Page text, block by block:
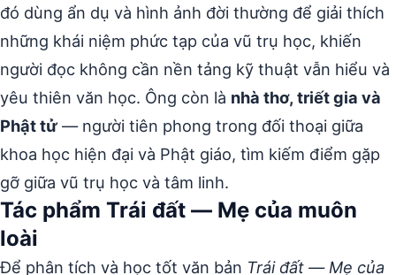
đó dùng ẩn dụ và hình ảnh đời thường để giải thích
những khái niệm phức tạp của vũ trụ học, khiến
người đọc không cần nền tảng kỹ thuật vẫn hiểu và
yêu thiên văn học. Ông còn là nhà thơ, triết gia và
Phật tử — người tiên phong trong đối thoại giữa
khoa học hiện đại và Phật giáo, tìm kiếm điểm gặp
gỡ giữa vũ trụ học và tâm linh.
Tác phẩm Trái đất — Mẹ của muôn
loài
Để phân tích và học tốt văn bản Trái đất — Mẹ của